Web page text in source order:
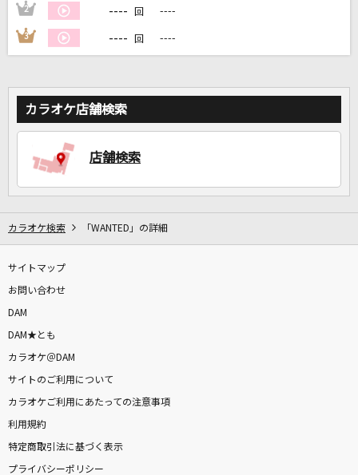
カラオケをもっと楽しもう！
2 ---- 回 ----
3 ---- 回 ----
カラオケ店舗検索
店舗検索
カラオケ検索 「WANTED」の詳細
サイトマップ
お問い合わせ
DAM
DAM★とも
カラオケ＠DAM
サイトのご利用について
カラオケご利用にあたっての注意事項
利用規約
特定商取引法に基づく表示
プライバシーポリシー